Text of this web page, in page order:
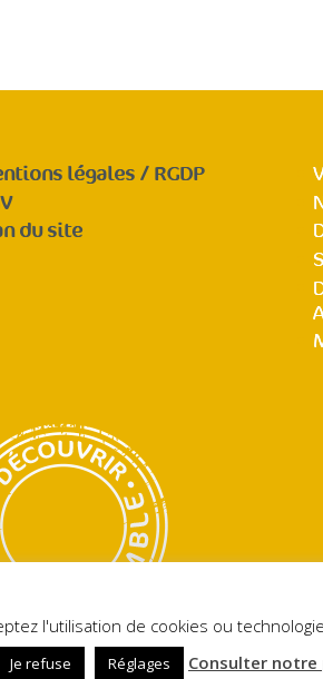
légales / RGDP
du site
l'utilisation de cookies ou
Je refuse Réglages Consulter